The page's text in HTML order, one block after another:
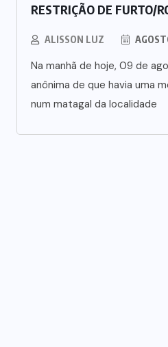
RESTRIÇÃO DE FURTO/
ALISSON LUZ
Na manhã de hoje, 09 de
anônima de que havia uma
num matagal da localidade